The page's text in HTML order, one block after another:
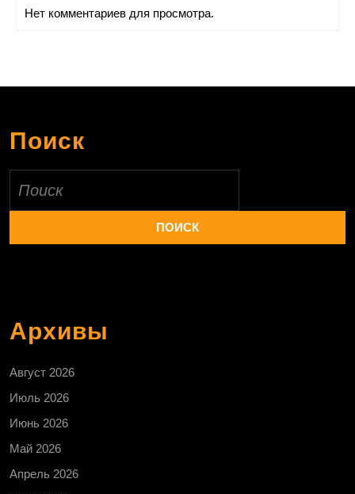
Нет комментариев для просмотра.
Поиск
Архивы
Август 2026
Июль 2026
Июнь 2026
Май 2026
Апрель 2026